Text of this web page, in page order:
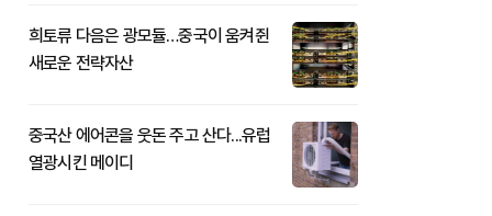
희토류 다음은 광모듈…중국이 움켜쥔
새로운 전략자산
중국산 에어콘을 웃돈 주고 산다...유럽
열광시킨 메이디